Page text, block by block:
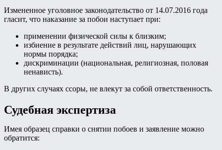
Измененное уголовное законодательство от 14.07.2016 года
гласит, что наказание за побои наступает при:
применении физической силы к близким;
избиение в результате действий лиц, нарушающих
нормы порядка;
дискриминации (национальная, религиозная, половая
ненависть).
В других случаях ссоры, не влекут за собой ответственность.
Судебная экспертиза
Имея образец справки о снятии побоев и заявление можно
обратится: